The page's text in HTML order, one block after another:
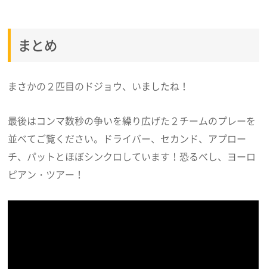
まとめ
まさかの２匹目のドジョウ、いましたね！
最後はコンマ数秒の争いを繰り広げた２チームのプレーを
並べてご覧ください。ドライバー、セカンド、アプロー
チ、パットとほぼシンクロしています！恐るべし、ヨーロ
ピアン・ツアー！